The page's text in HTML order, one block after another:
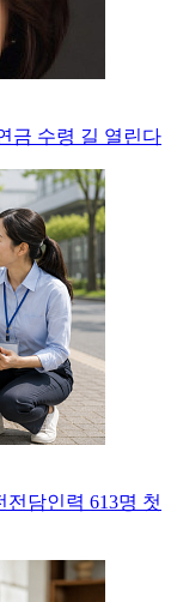
금 수령 길 열린다
담인력 613명 첫